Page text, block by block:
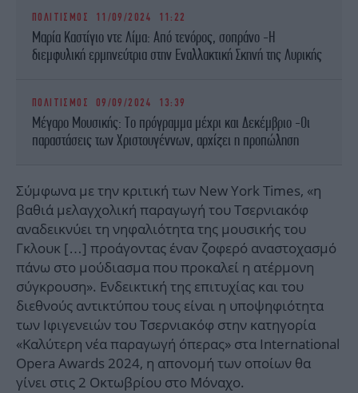
ΠΟΛΙΤΙΣΜΟΣ 11/09/2024 11:22
Μαρία Καστίγιο ντε Λίμα: Από τενόρος, σοπράνο -Η
διεμφυλική ερμηνεύτρια στην Εναλλακτική Σκηνή της Λυρικής
ΠΟΛΙΤΙΣΜΟΣ 09/09/2024 13:39
Μέγαρο Μουσικής: Το πρόγραμμα μέχρι και Δεκέμβριο -Οι
παραστάσεις των Χριστουγέννων, αρχίζει η προπώληση
Σύμφωνα με την κριτική των New York Times, «η
βαθιά μελαγχολική παραγωγή του Τσερνιακόφ
αναδεικνύει τη νηφαλιότητα της μουσικής του
Γκλουκ […] προάγοντας έναν ζοφερό αναστοχασμό
πάνω στο μούδιασμα που προκαλεί η ατέρμονη
σύγκρουση». Ενδεικτική της επιτυχίας και του
διεθνούς αντικτύπου τους είναι η υποψηφιότητα
των Ιφιγενειών του Τσερνιακόφ στην κατηγορία
«Καλύτερη νέα παραγωγή όπερας» στα International
Opera Awards 2024, η απονομή των οποίων θα
γίνει στις 2 Οκτωβρίου στο Μόναχο.